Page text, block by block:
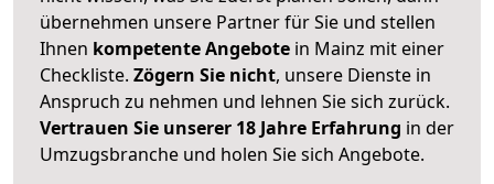
übernehmen unsere Partner für Sie und stellen
Ihnen kompetente Angebote in Mainz mit einer
Checkliste. Zögern Sie nicht, unsere Dienste in
Anspruch zu nehmen und lehnen Sie sich zurück.
Vertrauen Sie unserer 18 Jahre Erfahrung in der
Umzugsbranche und holen Sie sich Angebote.